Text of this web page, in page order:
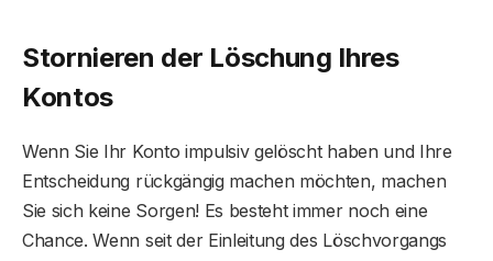
Stornieren der Löschung Ihres
Kontos
Wenn Sie Ihr Konto impulsiv gelöscht haben und Ihre
Entscheidung rückgängig machen möchten, machen
Sie sich keine Sorgen! Es besteht immer noch eine
Chance. Wenn seit der Einleitung des Löschvorgangs